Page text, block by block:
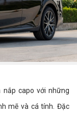
capo với những
mẽ và cá tính. Đặc